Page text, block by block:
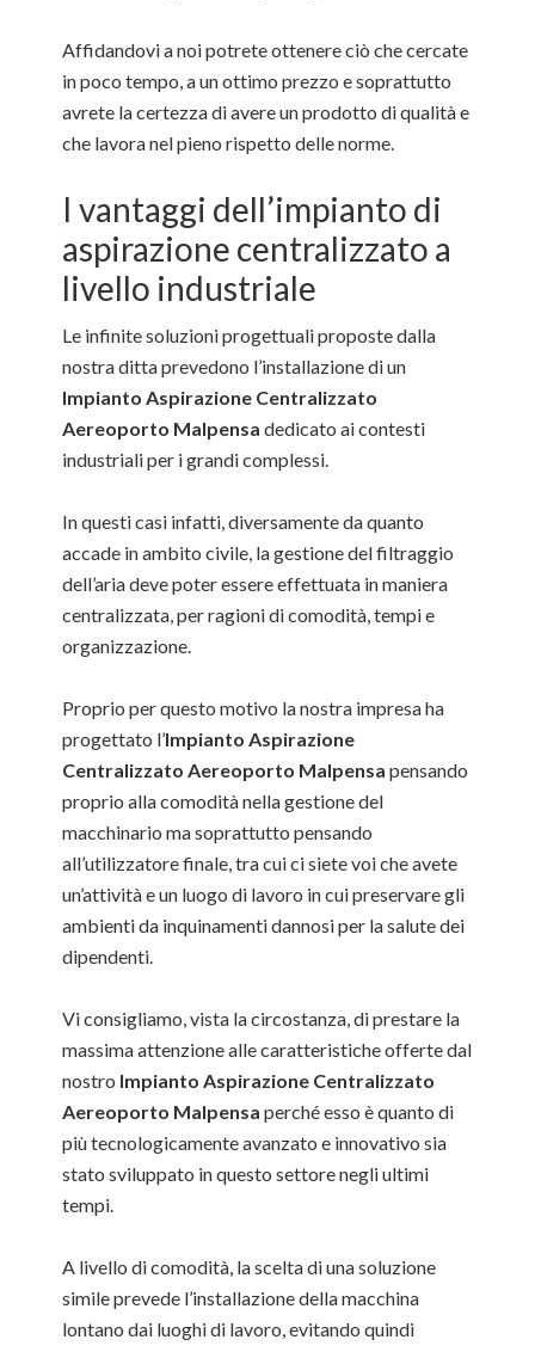
Affidandovi a noi potrete ottenere ciò che cercate
in poco tempo, a un ottimo prezzo e soprattutto
avrete la certezza di avere un prodotto di qualità e
che lavora nel pieno rispetto delle norme.
I vantaggi dell’impianto di
aspirazione centralizzato a
livello industriale
Le infinite soluzioni progettuali proposte dalla
nostra ditta prevedono l’installazione di un
Impianto Aspirazione Centralizzato
Aereoporto Malpensa dedicato ai contesti
industriali per i grandi complessi.
In questi casi infatti, diversamente da quanto
accade in ambito civile, la gestione del filtraggio
dell’aria deve poter essere effettuata in maniera
centralizzata, per ragioni di comodità, tempi e
organizzazione.
Proprio per questo motivo la nostra impresa ha
progettato l’Impianto Aspirazione
Centralizzato Aereoporto Malpensa pensando
proprio alla comodità nella gestione del
macchinario ma soprattutto pensando
all’utilizzatore finale, tra cui ci siete voi che avete
un’attività e un luogo di lavoro in cui preservare gli
ambienti da inquinamenti dannosi per la salute dei
dipendenti.
Vi consigliamo, vista la circostanza, di prestare la
massima attenzione alle caratteristiche offerte dal
nostro Impianto Aspirazione Centralizzato
Aereoporto Malpensa perché esso è quanto di
più tecnologicamente avanzato e innovativo sia
stato sviluppato in questo settore negli ultimi
tempi.
A livello di comodità, la scelta di una soluzione
simile prevede l’installazione della macchina
lontano dai luoghi di lavoro, evitando quindi